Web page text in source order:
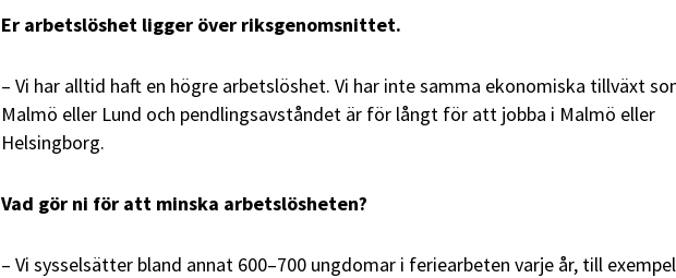
Er arbetslöshet ligger över riksgenomsnittet.
– Vi har alltid haft en högre arbetslöshet. Vi har inte samma ekonomiska tillväxt
Malmö eller Lund och pendlingsavståndet är för långt för att jobba i Malmö eller
Helsingborg.
Vad gör ni för att minska arbetslösheten?
– Vi sysselsätter bland annat 600–700 ungdomar i feriearbeten varje år, till exempel